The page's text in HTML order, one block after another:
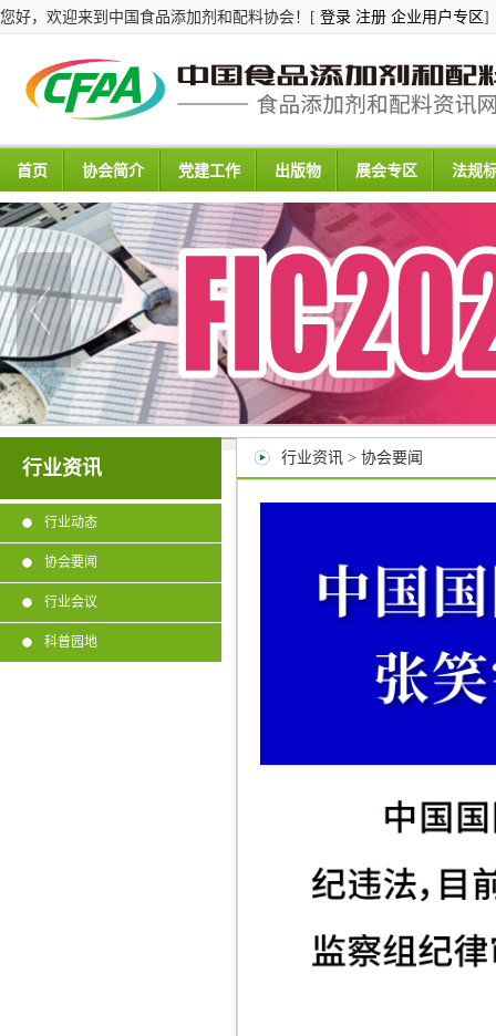
您好，欢迎来到中国食品添加剂和配料协会！[ 登录 注册 企业用户专区]
首页 协会简介 党建工作 出版物 展会专区 法规
行业资讯
行业动态
协会要闻
行业会议
科普园地
行业资讯 > 协会要闻